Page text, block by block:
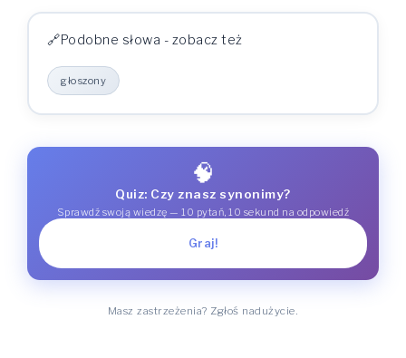
Podobne słowa - zobacz też
głoszony
🧠
Quiz: Czy znasz synonimy?
Sprawdź swoją wiedzę — 10 pytań, 10 sekund na odpowiedź
Graj!
Masz zastrzeżenia? Zgłoś nadużycie.